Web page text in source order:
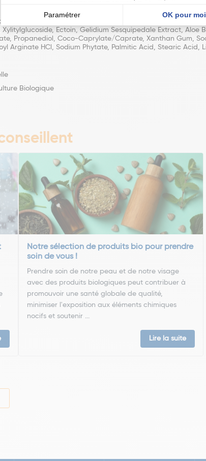
Butter*, Olus Oil, Simmondsia Chinensis Seed Oil*,
Ectoin, Gelidium Sesquipedale Extract,
Propanediol, Coco-Caprylate/Caprate, Xanthan Gum,
Arginate HCl, Sodium Phytate, Palmitic Acid, Stearic Acid,
Biologique
Notre sélection de produits bio pour prendre
soin de vous !
Prendre soin de notre peau et de notre visage
avec des produits biologiques peut contribuer à
promouvoir une santé globale de qualité,
minimiser l'exposition aux éléments chimiques
nocifs et soutenir ...
Lire la suite